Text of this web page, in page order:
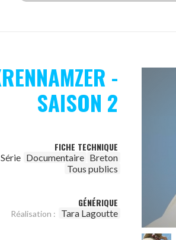
-
SAISON 2
FICHE TECHNIQUE
Série Documentaire Breton
Tous publics
GÉNÉRIQUE
Réalisation : Tara Lagoutte